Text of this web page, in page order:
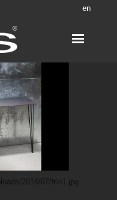
en
2014/07/trio1.jpg